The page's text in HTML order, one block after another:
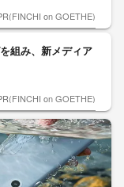
on GOETHE)
組み、新メディア
on GOETHE)